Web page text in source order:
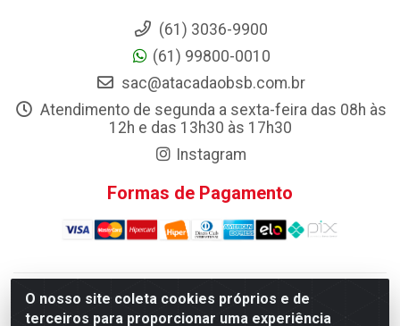
O nosso site coleta cookies próprios e de
terceiros para proporcionar uma experiência
(61) 3036-9900
(61) 99800-0010
sac@atacadaobsb.com.br
Atendimento de segunda a sexta-feira das 08h às
12h e das 13h30 às 17h30
Instagram
Formas de Pagamento
Atacadao da Limpeza F. Pereira Queiroz Comercio e
Distribuicao LTDA - Quadra Qi 10 Lotes 39 e, 41 - Setor